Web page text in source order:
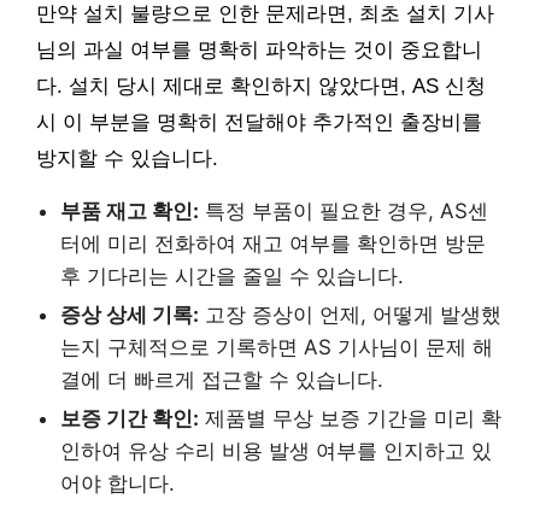
만약 설치 불량으로 인한 문제라면, 최초 설치 기사
님의 과실 여부를 명확히 파악하는 것이 중요합니
다. 설치 당시 제대로 확인하지 않았다면, AS 신청
시 이 부분을 명확히 전달해야 추가적인 출장비를
방지할 수 있습니다.
부품 재고 확인: 특정 부품이 필요한 경우, AS센
터에 미리 전화하여 재고 여부를 확인하면 방문
후 기다리는 시간을 줄일 수 있습니다.
증상 상세 기록: 고장 증상이 언제, 어떻게 발생했
는지 구체적으로 기록하면 AS 기사님이 문제 해
결에 더 빠르게 접근할 수 있습니다.
보증 기간 확인: 제품별 무상 보증 기간을 미리 확
인하여 유상 수리 비용 발생 여부를 인지하고 있
어야 합니다.